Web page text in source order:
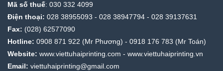
Mã số thuế: 030 332 4099
Điện thoại: 028 38955093 - 028 38947794 - 028 39137631
Fax: (028) 62577090
Hotline: 0908 871 922 (Mr Phương) - 0918 176 783 (Mr Toán)
Website: www.viettuhaiprinting.com - www.viettuhaiprinting.vn
Email: viettuhaiprinting@gmail.com